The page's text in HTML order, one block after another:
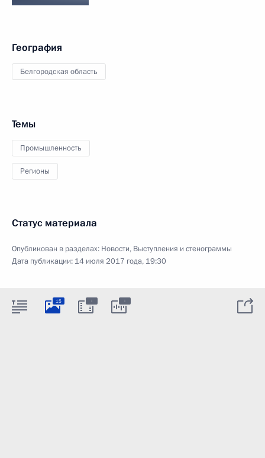
География
Белгородская область
Темы
Промышленность
Регионы
Статус материала
Опубликован в разделах: Новости, Выступления и стенограммы
Дата публикации: 14 июля 2017 года, 19:30
15 : :